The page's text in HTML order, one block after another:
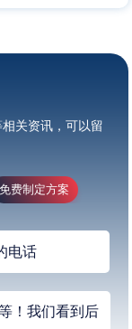
关资讯，可以留
免费制定方案